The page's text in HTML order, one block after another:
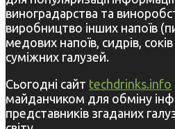
виноградарства та
виробництво інших напоїв
медових напоїв, сидрів,
суміжних галузей.
Сьогодні сайт techdrinks.info
майданчиком для обміну
представників згаданих